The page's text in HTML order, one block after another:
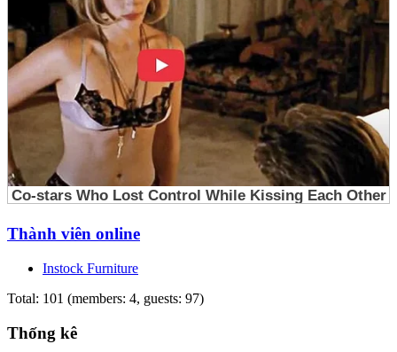
Thành viên online
Instock Furniture
Total: 101 (members: 4, guests: 97)
Thống kê